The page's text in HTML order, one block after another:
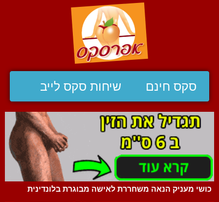
סקס חינם שיחות סקס לייב
כושי מעניק הנאה משחררת לאישה מבוגרת בלונדינית